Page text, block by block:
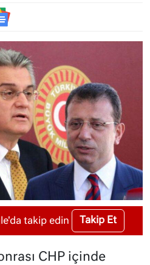
takip edin Takip Et
CHP içinde